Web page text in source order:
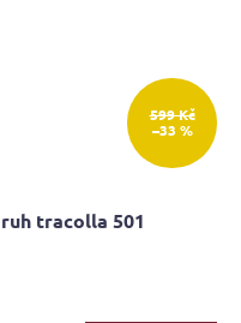
599 Kč
–33 %
tracolla 501